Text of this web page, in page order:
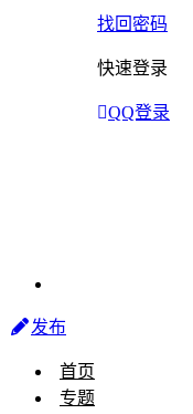
找回密码
快速登录
QQ登录
发布
首页
专题